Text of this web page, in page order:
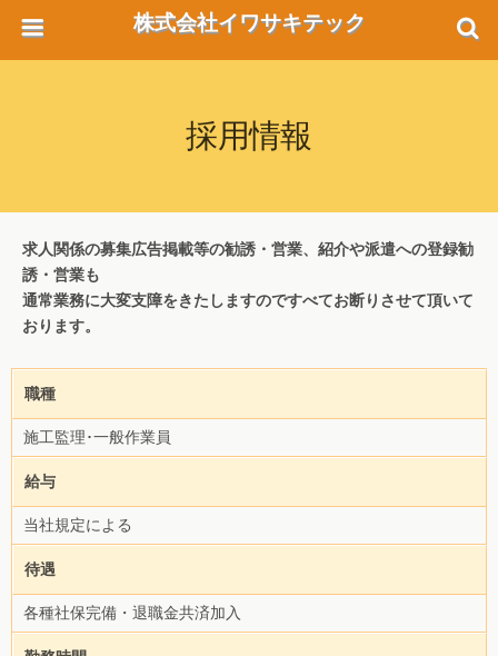
株式会社イワサキテック
採用情報
求人関係の募集広告掲載等の勧誘・営業、 紹介や派遣への登録勧
誘・営業も
通常業務に大変支障をきたしますのですべてお断りさせて頂いて
おります。
職種
施工監理･一般作業員
給与
当社規定による
待遇
各種社保完備・退職金共済加入